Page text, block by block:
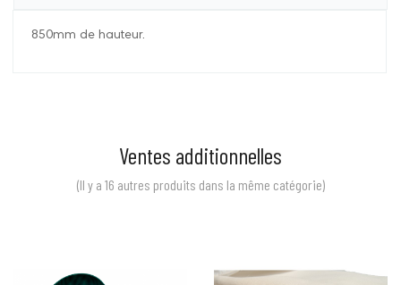
850mm de hauteur.
Ventes additionnelles
(Il y a 16 autres produits dans la même catégorie)